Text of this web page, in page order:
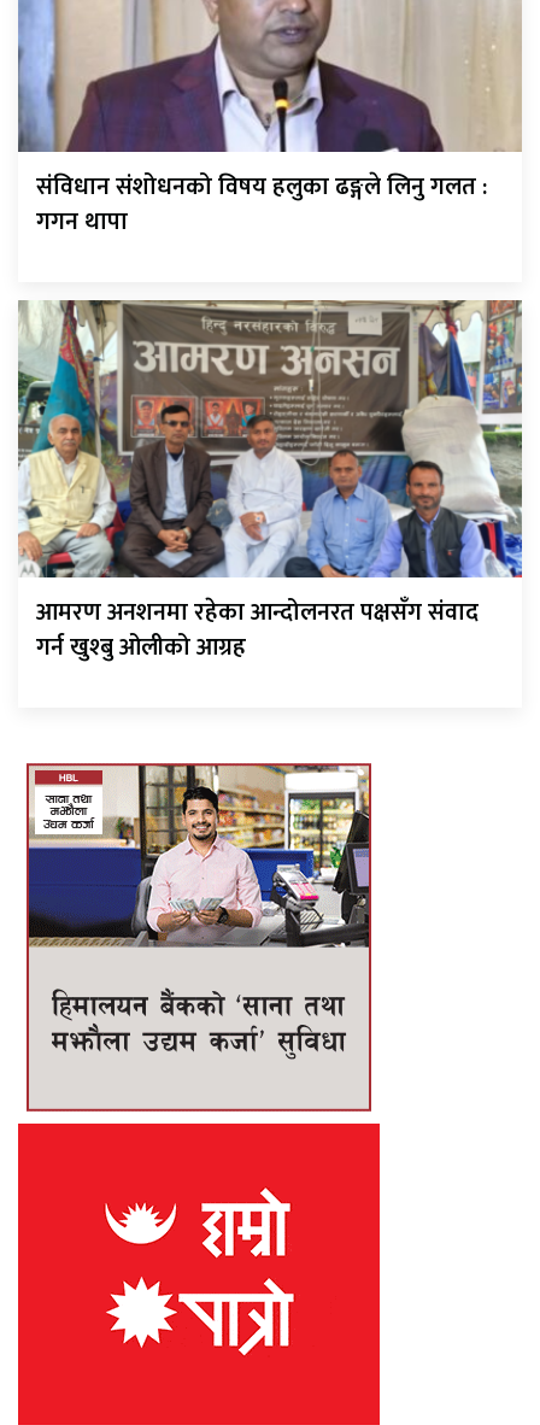
संविधान संशोधनको विषय हलुका ढङ्गले लिनु गलत :
गगन थापा
आमरण अनशनमा रहेका आन्दोलनरत पक्षसँग संवाद
गर्न खुश्बु ओलीको आग्रह